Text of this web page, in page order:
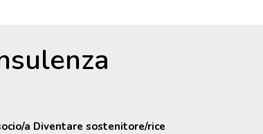
a Diventare sostenitore/rice